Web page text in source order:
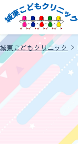
城東こどもクリニック >